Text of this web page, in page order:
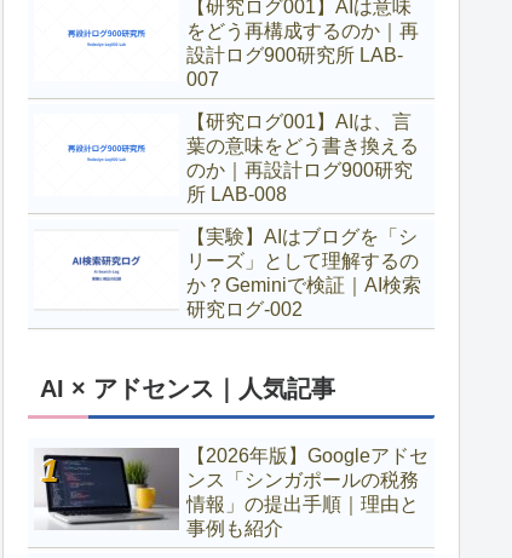
【研究ログ001】AIは意味
をどう再構成するのか｜再
設計ログ900研究所 LAB-
007
【研究ログ001】AIは、言
葉の意味をどう書き換える
のか｜再設計ログ900研究
所 LAB-008
【実験】AIはブログを「シ
リーズ」として理解するの
か？Geminiで検証｜AI検索
研究ログ-002
AI × アドセンス｜人気記事
【2026年版】Googleアドセ
ンス「シンガポールの税務
情報」の提出手順｜理由と
事例も紹介